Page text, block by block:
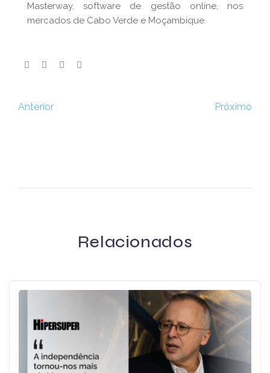
Masterway, software de gestão online, nos
mercados de Cabo Verde e Moçambique.
Anterior Próximo
Relacionados